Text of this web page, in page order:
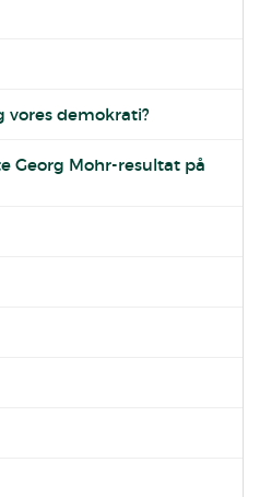
vores demokrati?
Georg Mohr-resultat på